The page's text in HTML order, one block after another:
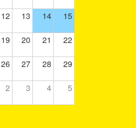
12 13 14 15
19 20 21 22
26 27 28 29
2 3 4 5